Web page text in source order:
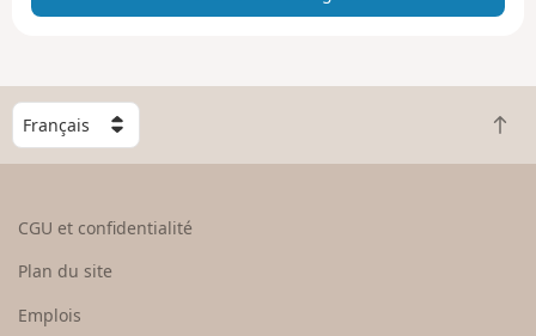
e
g
n
C
h
o
e
R
e
CGU et confidentialité
Plan du site
Emplois